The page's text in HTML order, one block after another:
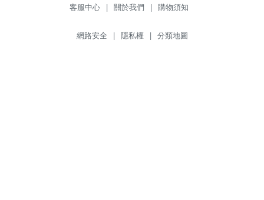
客服中心 | 關於我們 | 購物須知
網路安全 | 隱私權 | 分類地圖